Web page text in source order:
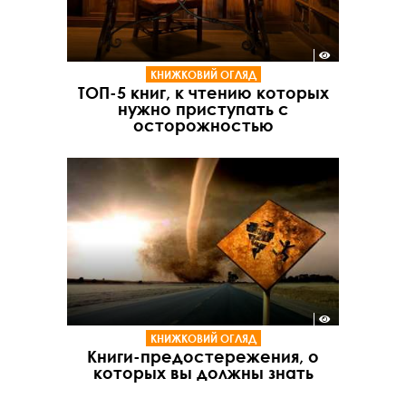
КНИЖКОВИЙ ОГЛЯД
ТОП-5 книг, к чтению которых
нужно приступать с
осторожностью
КНИЖКОВИЙ ОГЛЯД
Книги-предостережения, о
которых вы должны знать